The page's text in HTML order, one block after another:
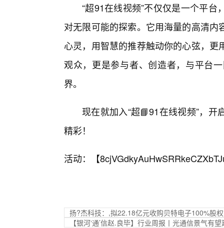
“超91在线视频”不仅仅是一个平
对无限可能的探索。它用海量的高清
心灵，用智慧的推荐触动你的心弦，
观众，更是参与者、创造者，与平台
界。
现在就加入“超📘91在线视频”，
精彩！
活动：【
扬?杰科技：,拟22.18亿元收购贝特电子100%股权
【银河‘通’信赵.良毕】行业周报丨光通信景气有